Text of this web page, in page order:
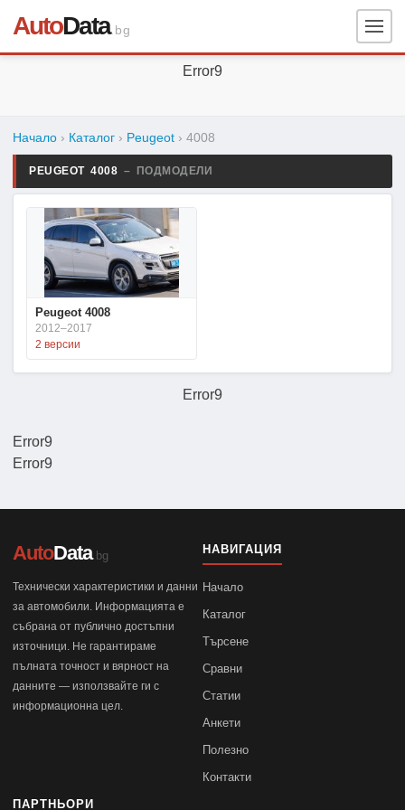
AutoData.bg
Error9
Error9
Начало › Каталог › Peugeot › 4008
PEUGEOT 4008 – ПОДМОДЕЛИ
Peugeot 4008
2012–2017
2 версии
Error9
Error9
AutoData.bg
Технически характеристики и данни
за автомобили. Информацията е
събрана от публично достъпни
източници. Не гарантираме
пълната точност и вярност на
данните — използвайте ги с
информационна цел.
НАВИГАЦИЯ
Начало
Каталог
Търсене
Сравни
Статии
Анкети
Полезно
Контакти
ПАРТНЬОРИ